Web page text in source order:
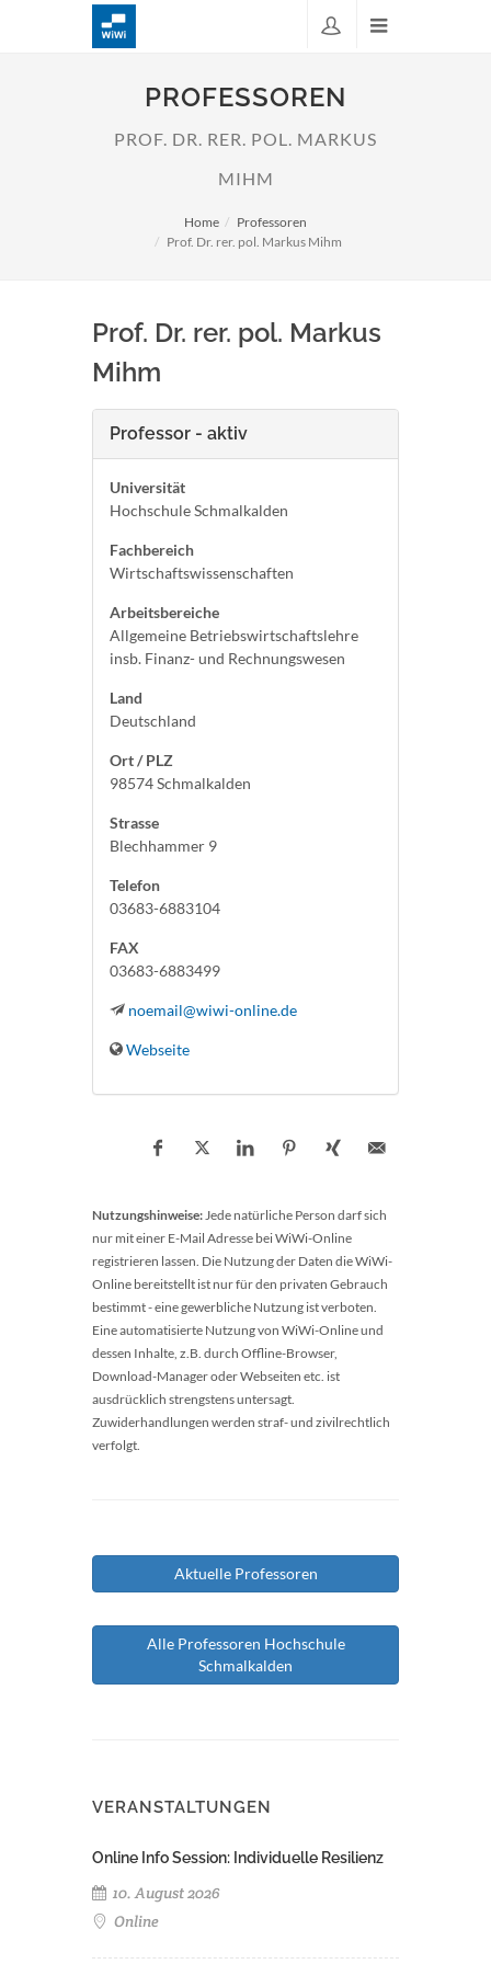
PROFESSOREN
PROF. DR. RER. POL. MARKUS
MIHM
Home
Professoren
Prof. Dr. rer. pol. Markus Mihm
Prof. Dr. rer. pol. Markus
Mihm
Professor - aktiv
Universität
Hochschule Schmalkalden
Fachbereich
Wirtschaftswissenschaften
Arbeitsbereiche
Allgemeine Betriebswirtschaftslehre
insb. Finanz- und Rechnungswesen
Land
Deutschland
Ort / PLZ
98574 Schmalkalden
Strasse
Blechhammer 9
Telefon
03683-6883104
FAX
03683-6883499
noemail@wiwi-online.de
Webseite
Nutzungshinweise:Jede natürliche Person darf sich
nur mit einer E-Mail Adresse bei WiWi-Online
registrieren lassen. Die Nutzung der Daten die WiWi-
Online bereitstellt ist nur für den privaten Gebrauch
bestimmt - eine gewerbliche Nutzung ist verboten.
Eine automatisierte Nutzung von WiWi-Online und
dessen Inhalte, z.B. durch Offline-Browser,
Download-Manager oder Webseiten etc. ist
ausdrücklich strengstens untersagt.
Zuwiderhandlungen werden straf- und zivilrechtlich
verfolgt.
Aktuelle Professoren
Alle Professoren Hochschule
Schmalkalden
VERANSTALTUNGEN
Online Info Session: Individuelle Resilienz
10. August 2026
Online